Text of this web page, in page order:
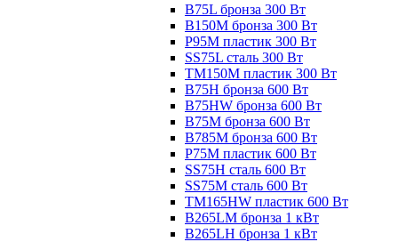
B75L бронза 300 Вт
B150M бронза 300 Вт
P95M пластик 300 Вт
SS75L сталь 300 Вт
TM150M пластик 300 Вт
B75H бронза 600 Вт
B75HW бронза 600 Вт
B75M бронза 600 Вт
B785M бронза 600 Вт
P75M пластик 600 Вт
SS75H сталь 600 Вт
SS75M сталь 600 Вт
TM165HW пластик 600 Вт
B265LM бронза 1 кВт
B265LH бронза 1 кВт